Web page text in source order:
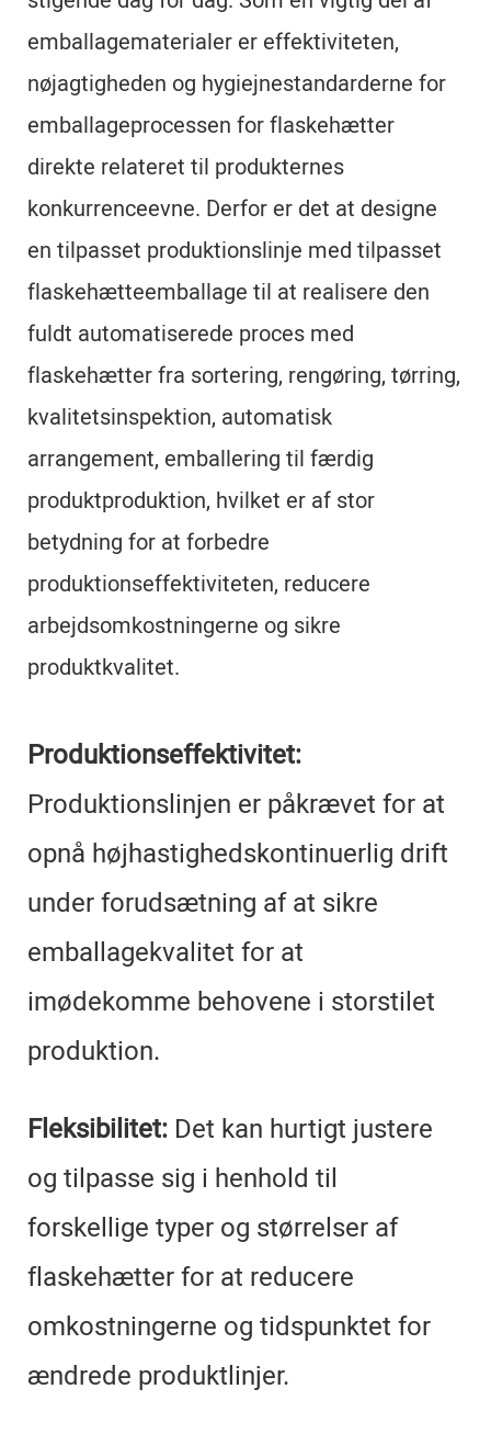
emballagematerialer er effektiviteten,
nøjagtigheden og hygiejnestandarderne for
emballageprocessen for flaskehætter
direkte relateret til produkternes
konkurrenceevne. Derfor er det at designe
en tilpasset produktionslinje med tilpasset
flaskehætteemballage til at realisere den
fuldt automatiserede proces med
flaskehætter fra sortering, rengøring, tørring,
kvalitetsinspektion, automatisk
arrangement, emballering til færdig
produktproduktion, hvilket er af stor
betydning for at forbedre
produktionseffektiviteten, reducere
arbejdsomkostningerne og sikre
produktkvalitet.
Produktionseffektivitet:
Produktionslinjen er påkrævet for at
opnå højhastighedskontinuerlig drift
under forudsætning af at sikre
emballagekvalitet for at
imødekomme behovene i storstilet
produktion.
Fleksibilitet: Det kan hurtigt justere
og tilpasse sig i henhold til
forskellige typer og størrelser af
flaskehætter for at reducere
omkostningerne og tidspunktet for
ændrede produktlinjer.